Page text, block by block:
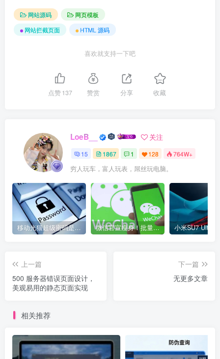
网站源码
网页模板
网站拦截页面
HTML 源码
喜欢就支持一下吧
点赞137 赞赏 分享 收藏
LoeB__ 关注
15 1867 1 128 764W+
穷人玩车，富人玩表，屌丝玩电脑。
移动光猫超级密码是多少？移动光猫超级管理员后台账号与密码 微信官宣瘦身！批量清理原图新功能来了 安卓、iOS均可使用
上一篇
500 服务器错误页面设计，
美观易用的静态页面实现
下一篇
无更多文章
相关推荐